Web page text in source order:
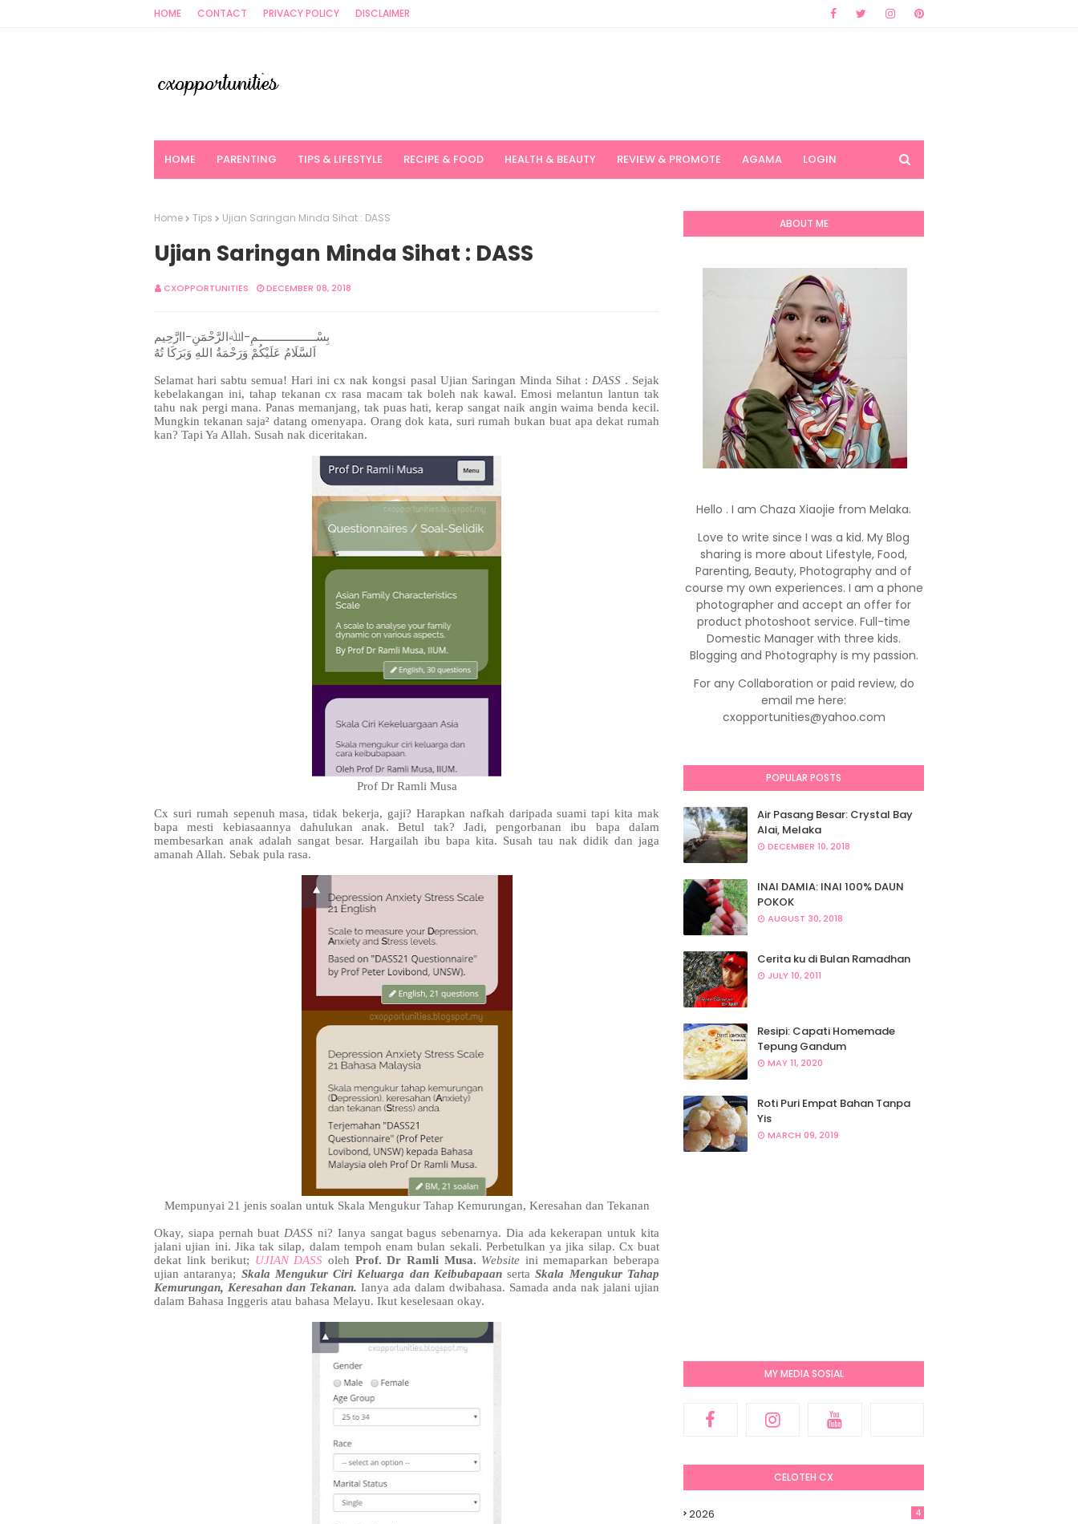
HOME CONTACT PRIVACY POLICY DISCLAIMER
HOME PARENTING TIPS & LIFESTYLE RECIPE & FOOD HEALTH & BEAUTY REVIEW & PROMOTE AGAMA LOGIN
Home Tips Ujian Saringan Minda Sihat : DASS
Ujian Saringan Minda Sihat : DASS
CXOPPORTUNITIES DECEMBER 08, 2018
بِسْــــــــــــــــــمِ-اﷲِالرَّحْمَنِ-اارَّحِيم
اَلسَّلَامُ عَلَيْكُمْ وَرَحْمَةُ اللهِ وَبَرَكَا تُهُ
Selamat hari sabtu semua! Hari ini cx nak kongsi pasal Ujian Saringan Minda Sihat : DASS . Sejak
kebelakangan ini, tahap tekanan cx rasa macam tak boleh nak kawal. Emosi melantun lantun tak
tahu nak pergi mana. Panas memanjang, tak puas hati, kerap sangat naik angin waima benda kecil.
Mungkin tekanan saja² datang omenyapa. Orang dok kata, suri rumah bukan buat apa dekat rumah
kan? Tapi Ya Allah. Susah nak diceritakan.
Prof Dr Ramli Musa
Cx suri rumah sepenuh masa, tidak bekerja, gaji? Harapkan nafkah daripada suami tapi kita mak
bapa mesti kebiasaannya dahulukan anak. Betul tak? Jadi, pengorbanan ibu bapa dalam
membesarkan anak adalah sangat besar. Hargailah ibu bapa kita. Susah tau nak didik dan jaga
amanah Allah. Sebak pula rasa.
Mempunyai 21 jenis soalan untuk Skala Mengukur Tahap Kemurungan, Keresahan dan Tekanan
Okay, siapa pernah buat DASS ni? Ianya sangat bagus sebenarnya. Dia ada kekerapan untuk kita
jalani ujian ini. Jika tak silap, dalam tempoh enam bulan sekali. Perbetulkan ya jika silap. Cx buat
dekat link berikut; UJIAN DASS oleh Prof. Dr Ramli Musa. Website ini memaparkan beberapa
ujian antaranya; Skala Mengukur Ciri Keluarga dan Keibubapaanserta Skala Mengukur Tahap
Kemurungan, Keresahan dan Tekanan. Ianya ada dalam dwibahasa. Samada anda nak jalani ujian
dalam Bahasa Inggeris atau bahasa Melayu. Ikut keselesaan okay.
ABOUT ME
Hello . I am Chaza Xiaojie from Melaka.
Love to write since I was a kid. My Blog
sharing is more about Lifestyle, Food,
Parenting, Beauty, Photography and of
course my own experiences. I am a phone
photographer and accept an offer for
product photoshoot service. Full-time
Domestic Manager with three kids.
Blogging and Photography is my passion.
For any Collaboration or paid review, do
email me here:
cxopportunities@yahoo.com
POPULAR POSTS
Air Pasang Besar: Crystal Bay
Alai, Melaka
DECEMBER 10, 2018
INAI DAMIA: INAI 100% DAUN
POKOK
AUGUST 30, 2018
Cerita ku di Bulan Ramadhan
JULY 10, 2011
Resipi: Capati Homemade
Tepung Gandum
MAY 11, 2020
Roti Puri Empat Bahan Tanpa
Yis
MARCH 09, 2019
MY MEDIA SOSIAL
CELOTEH CX
2026 4